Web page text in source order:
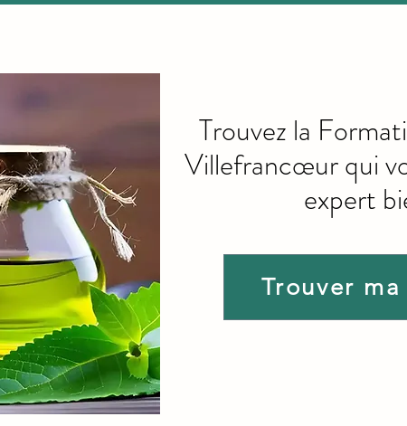
Trouver
Trouvez la
Villefrancœur qui
expert